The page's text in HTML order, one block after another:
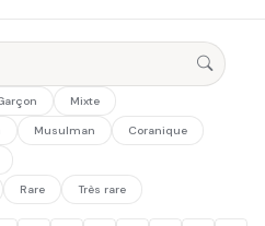
Mixte
Musulman Coranique
Rare Très rare